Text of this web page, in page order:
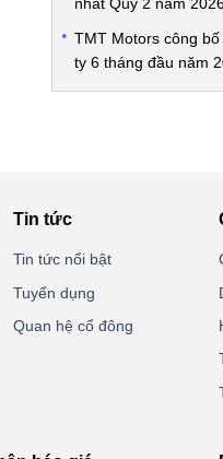
TMT Motors công
ty 6 tháng đầu năm
Tin tức
Tin tức nổi bật
Tuyển dụng
Quan hệ cổ đông